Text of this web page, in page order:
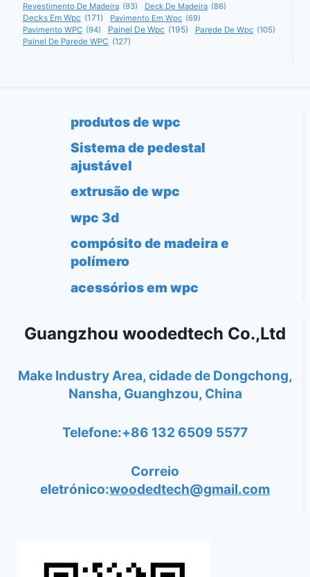
Revestimento De Madeira (93) Deck De Madeira (86)
Decks Em Wpc (171) Pavimento Em Wpc (69)
Pavimento WPC (94) Painel De Wpc (195) Parede De Wpc (105)
Painel De Parede WPC (127)
produtos de wpc
Sistema de pedestal
ajustável
extrusão de wpc
wpc 3d
compósito de madeira e
polímero
acessórios em wpc
Guangzhou woodedtech Co.,Ltd
Make Industry Area, cidade de Dongchong,
Nansha, Guanghzou, China
Telefone:+86 132 6509 5577
Correio
eletrónico:woodedtech@gmail.com